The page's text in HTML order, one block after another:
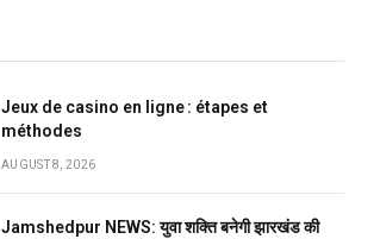
Jeux de casino en ligne : étapes et
méthodes
AUGUST 8, 2026
Jamshedpur NEWS: युवा शक्ति बनेगी झारखंड की